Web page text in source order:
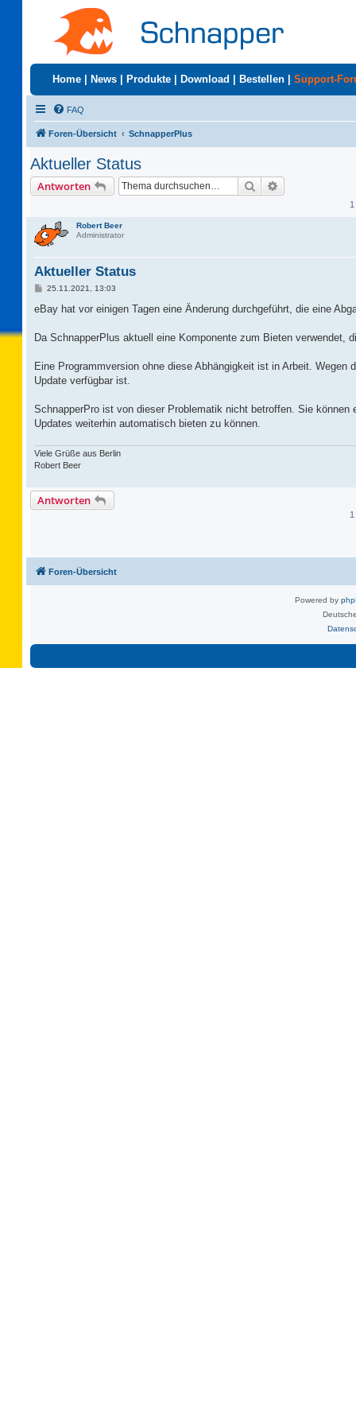
Home News Produkte Download Bestellen Support-
FAQ
Foren-Übersicht SchnapperPlus
Aktueller Status
Antworten Suche
Robert Beer
Administrator
Aktueller Status
B
i
a
25.11.2021, 13:03
eBay hat vor einigen Tagen eine Änderung durchgeführt, die eine
Da SchnapperPlus aktuell eine Komponente zum Bieten verwendet,
Eine Programmversion ohne diese Abhängigkeit ist in Arbeit.
Update verfügbar ist.
SchnapperPro ist von dieser Problematik nicht betroffen. Sie
Updates weiterhin automatisch bieten zu können.
Viele Grüße aus Berlin
Robert Beer
Antworten
Foren-Übersicht
Powered by